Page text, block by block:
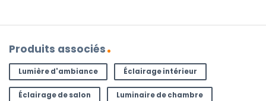
Produits associés
Lumière d'ambiance Éclairage intérieur
Éclairage de salon Luminaire de chambre